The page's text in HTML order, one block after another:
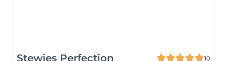
Stewies Perfection
10